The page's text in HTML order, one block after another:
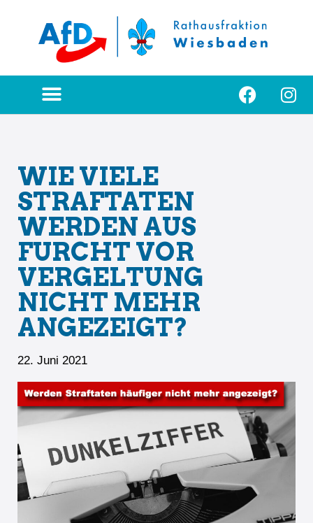
WIE VIELE
STRAFTATEN
WERDEN AUS
FURCHT VOR
VERGELTUNG
NICHT MEHR
ANGEZEIGT?
22. Juni 2021